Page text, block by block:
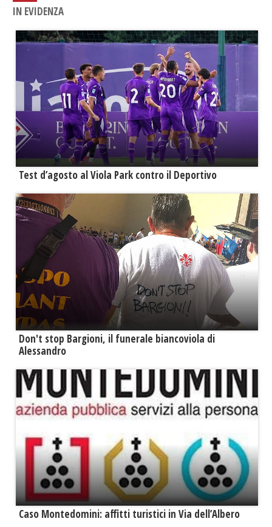
IN EVIDENZA
Test d’agosto al Viola Park contro il Deportivo
Don't stop Bargioni, il funerale biancoviola di
Alessandro
Caso Montedomini: affitti turistici in Via dell’Albero